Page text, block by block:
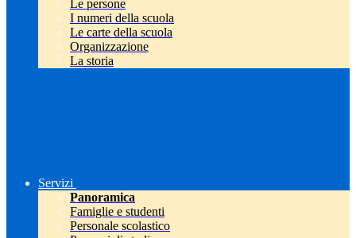
Le persone
I numeri della scuola
Le carte della scuola
Organizzazione
La storia
Servizi
Panoramica
Famiglie e studenti
Personale scolastico